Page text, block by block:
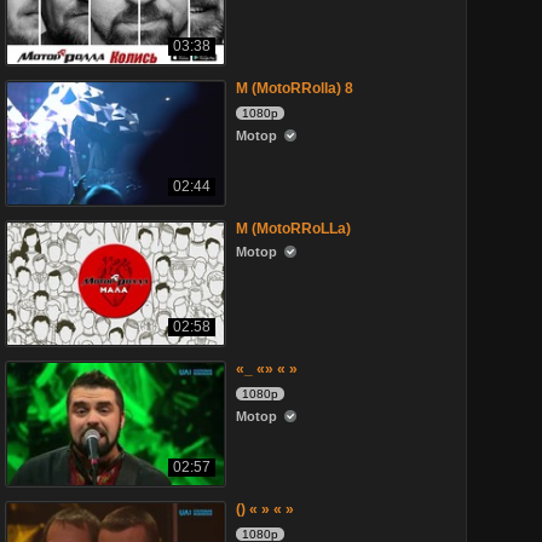
03:38
02:44
M (MotoRRolla) 8
1080p
Motop
02:58
M (MotoRRoLLa)
Motop
02:57
«_ «» « »
1080p
Motop
() « » « »
1080p